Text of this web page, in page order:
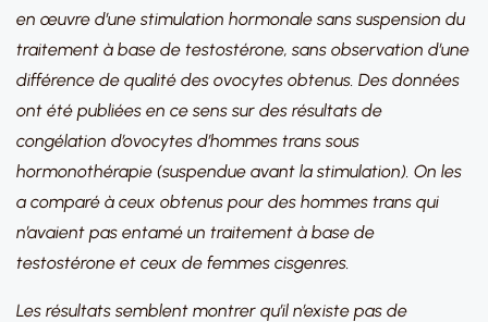
en œuvre d’une stimulation hormonale sans suspension du
traitement à base de testostérone, sans observation d’une
différence de qualité des ovocytes obtenus. Des données
ont été publiées en ce sens sur des résultats de
congélation d’ovocytes d’hommes trans sous
hormonothérapie (suspendue avant la stimulation). On les
a comparé à ceux obtenus pour des hommes trans qui
n’avaient pas entamé un traitement à base de
testostérone et ceux de femmes cisgenres.
Les résultats semblent montrer qu’il n’existe pas de